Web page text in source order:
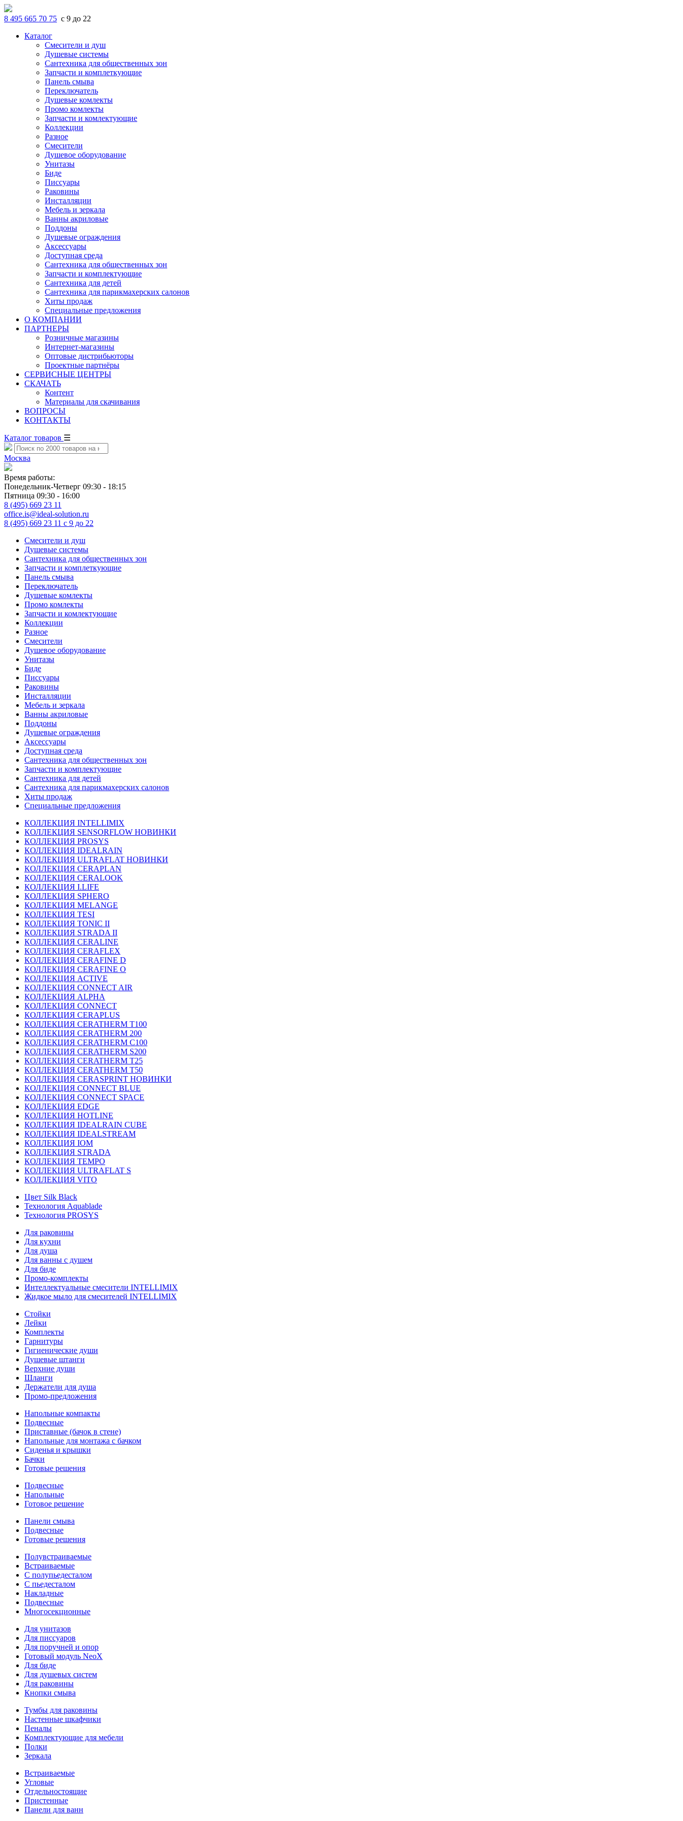
8 495 665 70 75 с 9 до 22
Каталог
Смесители и душ
Душевые системы
Сантехника для общественных зон
Запчасти и комплеткующие
Панель смыва
Переключатель
Душевые комлекты
Промо комлекты
Запчасти и комлектующие
Коллекции
Разное
Смесители
Душевое оборудование
Унитазы
Биде
Писсуары
Раковины
Инсталляции
Мебель и зеркала
Ванны акриловые
Поддоны
Душевые ограждения
Аксессуары
Доступная среда
Cантехника для общественных зон
Запчасти и комплектующие
Сантехника для детей
Сантехника для парикмахерских салонов
Хиты продаж
Специальные предложения
О КОМПАНИИ
ПАРТНЕРЫ
Розничные магазины
Интернет-магазины
Оптовые дистрибьюторы
Проектные партнёры
СЕРВИСНЫЕ ЦЕНТРЫ
СКАЧАТЬ
Контент
Материалы для скачивания
ВОПРОСЫ
КОНТАКТЫ
Каталог товаров ☰
Москва
Время работы:
Понедельник-Четверг 09:30 - 18:15
Пятница 09:30 - 16:00
8 (495) 669 23 11
office.is@ideal-solution.ru
8 (495) 669 23 11 с 9 до 22
Смесители и душ
Душевые системы
Сантехника для общественных зон
Запчасти и комплеткующие
Панель смыва
Переключатель
Душевые комлекты
Промо комлекты
Запчасти и комлектующие
Коллекции
Разное
Смесители
Душевое оборудование
Унитазы
Биде
Писсуары
Раковины
Инсталляции
Мебель и зеркала
Ванны акриловые
Поддоны
Душевые ограждения
Аксессуары
Доступная среда
Cантехника для общественных зон
Запчасти и комплектующие
Сантехника для детей
Сантехника для парикмахерских салонов
Хиты продаж
Специальные предложения
КОЛЛЕКЦИЯ INTELLIMIX
КОЛЛЕКЦИЯ SENSORFLOW НОВИНКИ
КОЛЛЕКЦИЯ PROSYS
КОЛЛЕКЦИЯ IDEALRAIN
КОЛЛЕКЦИЯ ULTRAFLAT НОВИНКИ
КОЛЛЕКЦИЯ CERAPLAN
КОЛЛЕКЦИЯ CERALOOK
КОЛЛЕКЦИЯ I.LIFE
КОЛЛЕКЦИЯ SPHERO
КОЛЛЕКЦИЯ MELANGE
КОЛЛЕКЦИЯ TESI
КОЛЛЕКЦИЯ TONIC II
КОЛЛЕКЦИЯ STRADA II
КОЛЛЕКЦИЯ CERALINE
КОЛЛЕКЦИЯ CERAFLEX
КОЛЛЕКЦИЯ CERAFINE D
КОЛЛЕКЦИЯ CERAFINE O
КОЛЛЕКЦИЯ ACTIVE
КОЛЛЕКЦИЯ CONNECT AIR
КОЛЛЕКЦИЯ ALPHA
КОЛЛЕКЦИЯ CONNECT
КОЛЛЕКЦИЯ CERAPLUS
КОЛЛЕКЦИЯ CERATHERM T100
КОЛЛЕКЦИЯ CERATHERM 200
КОЛЛЕКЦИЯ CERATHERM C100
КОЛЛЕКЦИЯ CERATHERM S200
КОЛЛЕКЦИЯ CERATHERM T25
КОЛЛЕКЦИЯ CERATHERM T50
КОЛЛЕКЦИЯ CERASPRINT НОВИНКИ
КОЛЛЕКЦИЯ CONNECT BLUE
КОЛЛЕКЦИЯ CONNECT SPACE
КОЛЛЕКЦИЯ EDGE
КОЛЛЕКЦИЯ HOTLINE
КОЛЛЕКЦИЯ IDEALRAIN CUBE
КОЛЛЕКЦИЯ IDEALSTREAM
КОЛЛЕКЦИЯ IOM
КОЛЛЕКЦИЯ STRADA
КОЛЛЕКЦИЯ TEMPO
КОЛЛЕКЦИЯ ULTRAFLAT S
КОЛЛЕКЦИЯ VITO
Цвет Silk Black
Технология Aquablade
Технология PROSYS
Для раковины
Для кухни
Для душа
Для ванны с душем
Для биде
Промо-комплекты
Интеллектуальные смесители INTELLIMIX
Жидкое мыло для смесителей INTELLIMIX
Стойки
Лейки
Комплекты
Гарнитуры
Гигиенические души
Душевые штанги
Верхние души
Шланги
Держатели для душа
Промо-предложения
Напольные компакты
Подвесные
Приставные (бачок в стене)
Напольные для монтажа с бачком
Сиденья и крышки
Бачки
Готовые решения
Подвесные
Напольные
Готовое решение
Панели смыва
Подвесные
Готовые решения
Полувстраиваемые
Встраиваемые
С полупьедесталом
С пьедесталом
Накладные
Подвесные
Многосекционные
Для унитазов
Для писсуаров
Для поручней и опор
Готовый модуль NeoX
Для биде
Для душевых систем
Для раковины
Кнопки смыва
Тумбы для раковины
Настенные шкафчики
Пеналы
Комплектующие для мебели
Полки
Зеркала
Встраиваемые
Угловые
Отдельностоящие
Пристенные
Панели для ванн